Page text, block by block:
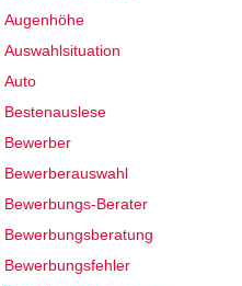
Augenhöhe
Auswahlsituation
Auto
Bestenauslese
Bewerber
Bewerberauswahl
Bewerbungs-Berater
Bewerbungsberatung
Bewerbungsfehler